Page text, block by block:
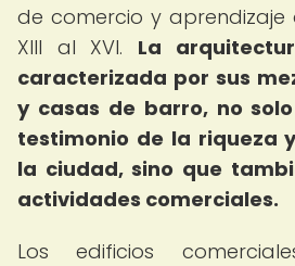
de comercio y aprendizaje
XIII al XVI. La
caracterizada por sus
y casas de barro, no
testimonio de la riqueza
la ciudad, sino que
actividades comerciales.
Los edificios